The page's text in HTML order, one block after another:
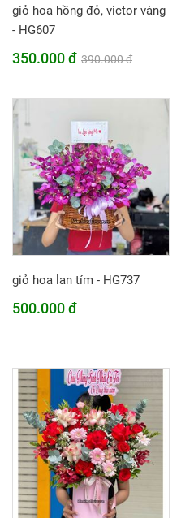
giỏ hoa hồng đỏ, victor vàng
- HG607
350.000 đ 390.000 đ
giỏ hoa lan tím - HG737
500.000 đ